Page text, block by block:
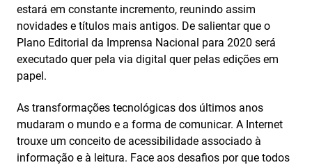
estará em constante incremento, reunindo assim
novidades e títulos mais antigos. De salientar que o
Plano Editorial da Imprensa Nacional para 2020 será
executado quer pela via digital quer pelas edições em
papel.
As transformações tecnológicas dos últimos anos
mudaram o mundo e a forma de comunicar. A Internet
trouxe um conceito de acessibilidade associado à
informação e à leitura. Face aos desafios por que todos